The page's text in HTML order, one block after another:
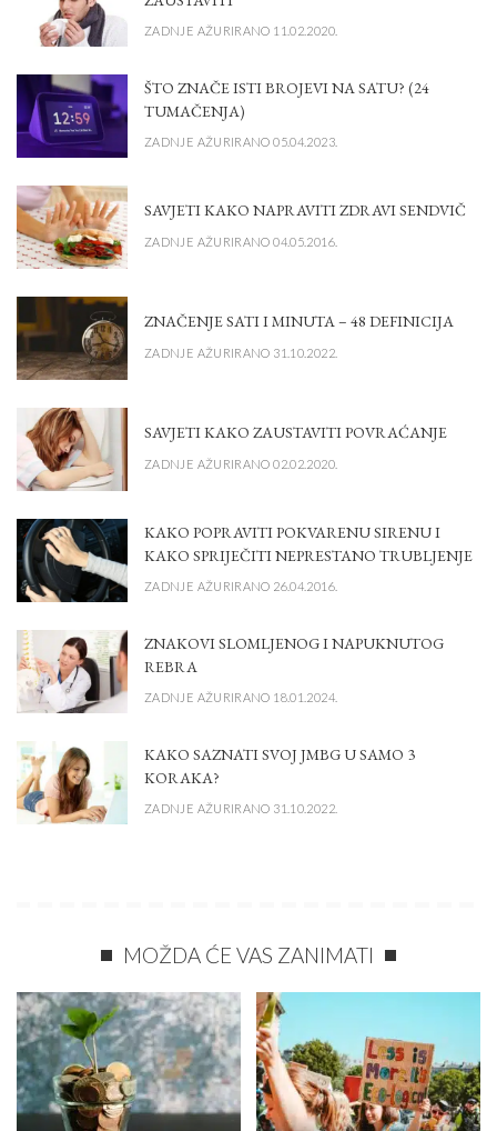
ZADNJE AŽURIRANO 11.02.2020.
ŠTO ZNAČE ISTI BROJEVI NA SATU? (24
TUMAČENJA)
ZADNJE AŽURIRANO 05.04.2023.
SAVJETI KAKO NAPRAVITI ZDRAVI SENDVIČ
ZADNJE AŽURIRANO 04.05.2016.
ZNAČENJE SATI I MINUTA – 48 DEFINICIJA
ZADNJE AŽURIRANO 31.10.2022.
SAVJETI KAKO ZAUSTAVITI POVRAĆANJE
ZADNJE AŽURIRANO 02.02.2020.
KAKO POPRAVITI POKVARENU SIRENU I
KAKO SPRIJEČITI NEPRESTANO TRUBLJENJE
ZADNJE AŽURIRANO 26.04.2016.
ZNAKOVI SLOMLJENOG I NAPUKNUTOG
REBRA
ZADNJE AŽURIRANO 18.01.2024.
KAKO SAZNATI SVOJ JMBG U SAMO 3
KORAKA?
ZADNJE AŽURIRANO 31.10.2022.
MOŽDA ĆE VAS ZANIMATI